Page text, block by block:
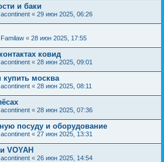
и баки
acontinent « 29 июн 2025, 06:26
Familaw « 28 июн 2025, 17:55
ковид
acontinent « 28 июн 2025, 09:01
купить москва
acontinent « 28 июн 2025, 08:11
acontinent « 28 июн 2025, 07:36
посуду и оборудование
acontinent « 27 июн 2025, 13:31
VOYAH
acontinent « 26 июн 2025, 14:54